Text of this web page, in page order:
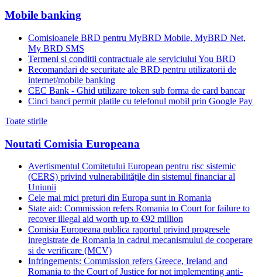
Mobile banking
Comisioanele BRD pentru MyBRD Mobile, MyBRD Net,
My BRD SMS
Termeni si conditii contractuale ale serviciului You BRD
Recomandari de securitate ale BRD pentru utilizatorii de
internet/mobile banking
CEC Bank - Ghid utilizare token sub forma de card bancar
Cinci banci permit platile cu telefonul mobil prin Google Pay
Toate stirile
Noutati Comisia Europeana
Avertismentul Comitetului European pentru risc sistemic
(CERS) privind vulnerabilitățile din sistemul financiar al
Uniunii
Cele mai mici preturi din Europa sunt in Romania
State aid: Commission refers Romania to Court for failure to
recover illegal aid worth up to €92 million
Comisia Europeana publica raportul privind progresele
inregistrate de Romania in cadrul mecanismului de cooperare
si de verificare (MCV)
Infringements: Commission refers Greece, Ireland and
Romania to the Court of Justice for not implementing anti-